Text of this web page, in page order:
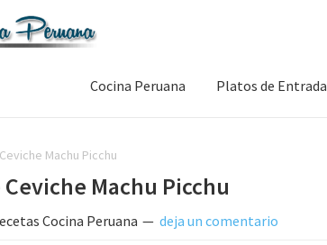
Cocina Peruana Platos de Entrada
Machu Picchu
Ceviche Machu Picchu
Cocina Peruana deja un comentario